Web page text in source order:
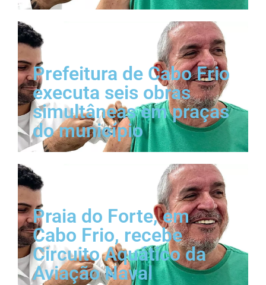
Prefeitura de Cabo Frio
executa seis obras
simultâneas em praças
do município
Praia do Forte, em
Cabo Frio, recebe
Circuito Aquático da
Aviação Naval